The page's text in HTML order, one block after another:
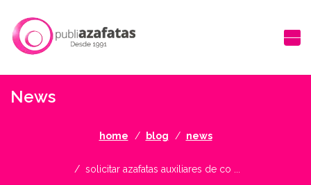
News
home blog news
solicitar azafatas auxiliares de co ...